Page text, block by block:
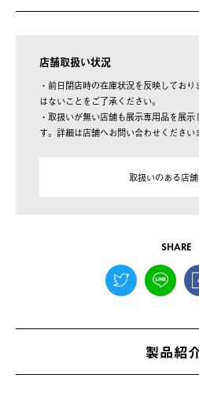
店舗取扱い状況
・前日閉店時の在庫状況を反映してお
はないことをご了承ください。
・取扱いが無い店舗も展示専用品を展
す。詳細は店舗へお問い合わせください
取扱いのある店
SHARE
製品紹